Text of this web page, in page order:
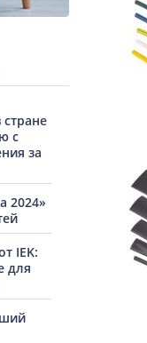
стране
с
за
2024»
IEK:
для